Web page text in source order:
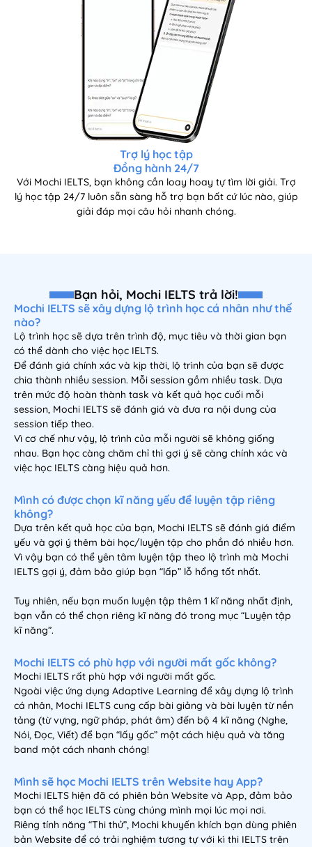
Trợ lý học tập
Đồng hành 24/7
Với Mochi IELTS, bạn không cần loay hoay tự tìm lời giải. Trợ
lý học tập 24/7 luôn sẵn sàng hỗ trợ bạn bất cứ lúc nào, giúp
giải đáp mọi câu hỏi nhanh chóng.
Bạn hỏi, Mochi IELTS trả lời!
Mochi IELTS sẽ xây dựng lộ trình học cá nhân như thế
nào?
Lộ trình học sẽ dựa trên trình độ, mục tiêu và thời gian bạn
có thể dành cho việc học IELTS.
Để đánh giá chính xác và kịp thời, lộ trình của bạn sẽ được
chia thành nhiều session. Mỗi session gồm nhiều task. Dựa
trên mức độ hoàn thành task và kết quả học cuối mỗi
session, Mochi IELTS sẽ đánh giá và đưa ra nội dung của
session tiếp theo.
Vì cơ chế như vậy, lộ trình của mỗi người sẽ không giống
nhau. Bạn học càng chăm chỉ thì gợi ý sẽ càng chính xác và
việc học IELTS càng hiệu quả hơn.
Mình có được chọn kĩ năng yếu để luyện tập riêng
không?
Dựa trên kết quả học của bạn, Mochi IELTS sẽ đánh giá điểm
yếu và gợi ý thêm bài học/luyện tập cho phần đó nhiều hơn.
Vì vậy bạn có thể yên tâm luyện tập theo lộ trình mà Mochi
IELTS gợi ý, đảm bảo giúp bạn “lấp” lỗ hổng tốt nhất.
Tuy nhiên, nếu bạn muốn luyện tập thêm 1 kĩ năng nhất định,
bạn vẫn có thể chọn riêng kĩ năng đó trong mục “Luyện tập
kĩ năng”.
Mochi IELTS có phù hợp với người mất gốc không?
Mochi IELTS rất phù hợp với người mất gốc.
Ngoài việc ứng dụng Adaptive Learning để xây dựng lộ trình
cá nhân, Mochi IELTS cung cấp bài giảng và bài luyện từ nền
tảng (từ vựng, ngữ pháp, phát âm) đến bộ 4 kĩ năng (Nghe,
Nói, Đọc, Viết) để bạn “lấy gốc” một cách hiệu quả và tăng
band một cách nhanh chóng!
Mình sẽ học Mochi IELTS trên Website hay App?
Mochi IELTS hiện đã có phiên bản Website và App, đảm bảo
bạn có thể học IELTS cùng chúng mình mọi lúc mọi nơi.
Riêng tính năng “Thi thử”, Mochi khuyến khích bạn dùng phiên
bản Website để có trải nghiệm tương tự với kì thi IELTS trên